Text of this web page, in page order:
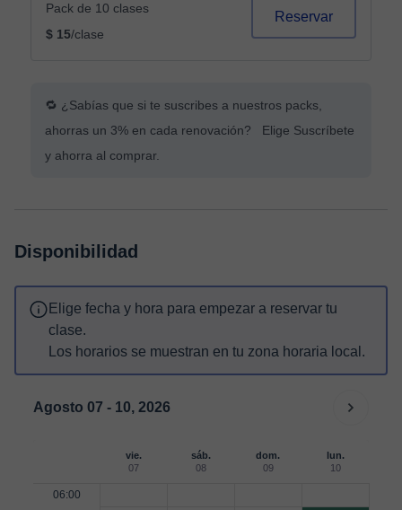
Pack de 10 clases
$ 15/clase
Reservar
🔁 ¿Sabías que si te suscribes a nuestros packs,
ahorras un 3% en cada renovación? Elige Suscríbete
y ahorra al comprar.
Disponibilidad
Elige fecha y hora para empezar a reservar tu
clase.
Los horarios se muestran en tu zona horaria local.
Agosto 07 - 10, 2026
vie.
07
sáb.
08
dom.
09
lun.
10
06:00